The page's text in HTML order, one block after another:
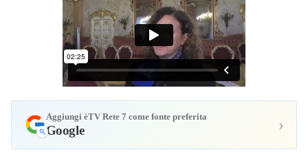
Aggiungi èTV Rete 7 come fonte preferita
Google ›